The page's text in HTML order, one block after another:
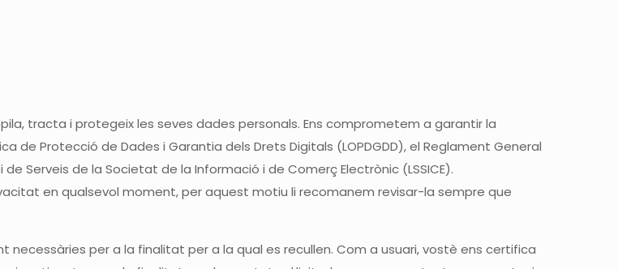
tracta i protegeix les seves dades personals. Ens comprometem a garantir la
Protecció de Dades i Garantia dels Drets Digitals (LOPDGDD), el Reglament General
de Serveis de la Societat de la Informació i de Comerç Electrònic (LSSICE).
en qualsevol moment, per aquest motiu li recomanem revisar-la sempre que
per a la finalitat per a la qual es recullen. Com a usuari, vostè ens certifica